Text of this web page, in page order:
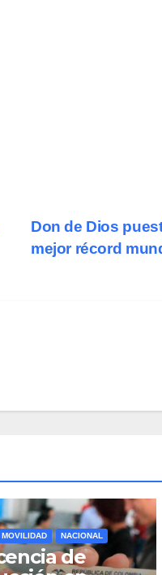
Don de Dios
mejor récord
MOVILIDAD NACIONAL
de